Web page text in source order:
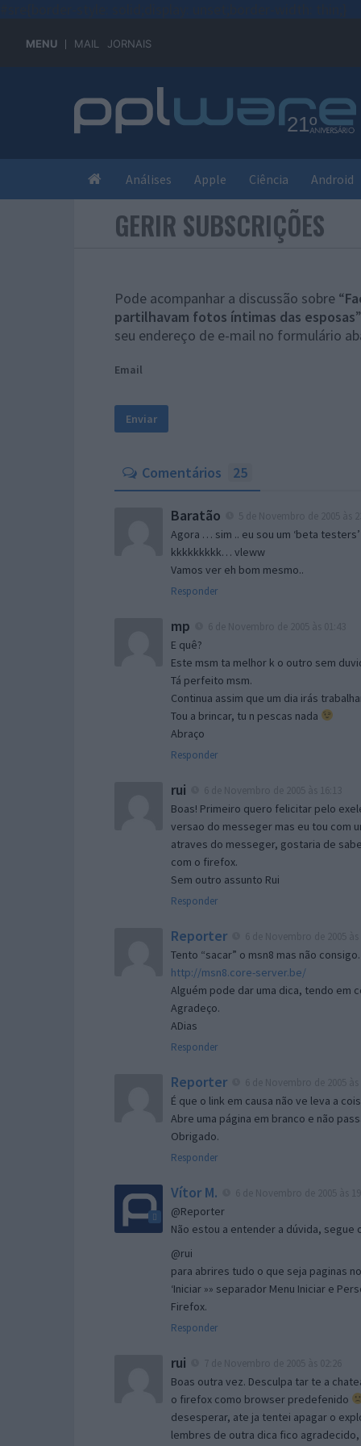
MENU MAIL JORNAIS
Análises Apple Ciência Android
GERIR SUBSCRIÇÕES
Pode acompanhar a discussão sobre “
partilhavam fotos íntimas das esposas
seu endereço de e-mail no formulário
Email
Comentários 25
Baratão
Agora … sim .. eu sou um ‘beta testers’
kkkkkkkkk… vleww
Vamos ver eh bom mesmo..
Responder
mp
E quê?
Este msm ta melhor k o outro sem
Tá perfeito msm.
Continua assim que um dia irás
Tou a brincar, tu n pescas nada
Abraço
Responder
rui
Boas! Primeiro quero felicitar pelo
versao do messeger mas eu tou com
atraves do messeger, gostaria de
com o firefox.
Sem outro assunto Rui
Responder
Reporter
Tento “sacar” o msn8 mas não
http://msn8.core-server.be/
Alguém pode dar uma dica, tendo em
Agradeço.
ADias
Responder
Reporter
É que o link em causa não ve leva a
Abre uma página em branco e não
Obrigado.
Responder
Vítor M.
@Reporter
Não estou a entender a dúvida,
@rui
para abrires tudo o que seja paginas
‘Iniciar »» separador Menu Iniciar e
Firefox.
Responder
rui
Boas outra vez. Desculpa tar te a
o firefox como browser predefenido
desesperar, ate ja tentei apagar o
lembres de outra dica fico